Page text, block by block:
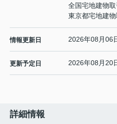
全国宅地建物
東京都宅地建
情報更新日 2026年08月06
更新予定日 2026年08月20
詳細情報